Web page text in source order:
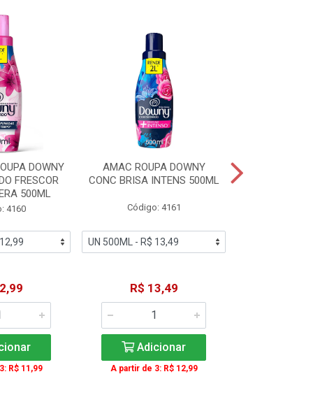
DOWNY
FRESCOR
500ML
4160
R$ 11,99
AMAC ROUPA DOWNY
CONC BRISA INTENS 500ML
Código: 4161
R$ 13,49
Adicionar
A partir de 3: R$ 12,99